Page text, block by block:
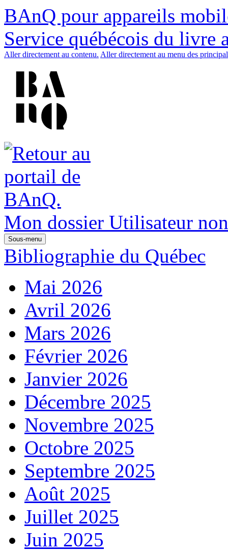
BAnQ pour appareils
Service québécois du livre
Aller directement au contenu. Aller directement au menu des
Mon dossier Utilisateur
Sous-menu
Bibliographie du Québec
Mai 2026
Avril 2026
Mars 2026
Février 2026
Janvier 2026
Décembre 2025
Novembre 2025
Octobre 2025
Septembre 2025
Août 2025
Juillet 2025
Juin 2025